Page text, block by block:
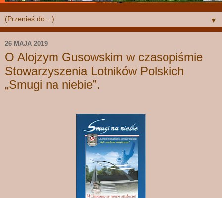
▼
26 MAJA 2019
O Alojzym Gusowskim w czasopiśmie
Stowarzyszenia Lotników Polskich
„Smugi na niebie”.